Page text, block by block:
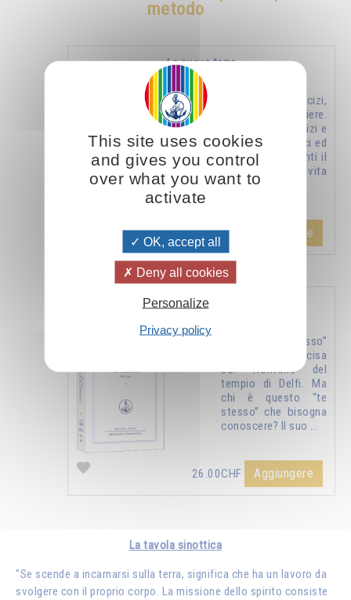
metodo
La nuova terra
Metodi, esercizi,
formule, preghiere.
Raccolta di esercizi e
di metodi semplici ed
efficaci, riguardanti il
rapporto con la vita
…
26.00CHF Aggiungere
«Conosci te stesso» - jnana yoga - vol. 1
“Conosci te stesso”
è la formula incisa
sul frontone del
tempio di Delfi. Ma
chi è questo “te
stesso” che bisogna
conoscere? Il suo …
26.00CHF Aggiungere
La tavola sinottica
"Se scende a incarnarsi sulla terra, significa che ha un lavoro da
svolgere con il proprio corpo. La missione dello spirito consiste
This site uses cookies
and gives you control
over what you want to
activate
OK, accept all
Deny all cookies
Personalize
Privacy policy